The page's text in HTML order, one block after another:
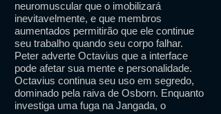
neuromuscular que o imobilizará
inevitavelmente, e que membros
aumentados permitirão que ele continue
seu trabalho quando seu corpo falhar.
Peter adverte Octavius ​​que a interface
pode afetar sua mente e personalidade.
Octavius ​​continua seu uso em segredo,
dominado pela raiva de Osborn. Enquanto
investiga uma fuga na Jangada, o